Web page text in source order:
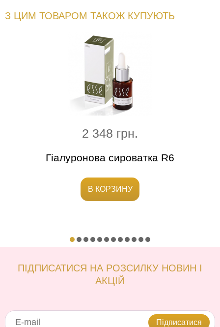
З ЦИМ ТОВАРОМ ТАКОЖ КУПУЮТЬ
2 348 грн.
Гіалуронова сироватка R6
В КОРЗИНУ
ПІДПИСАТИСЯ НА РОЗСИЛКУ НОВИН І
АКЦІЙ
Підписатися